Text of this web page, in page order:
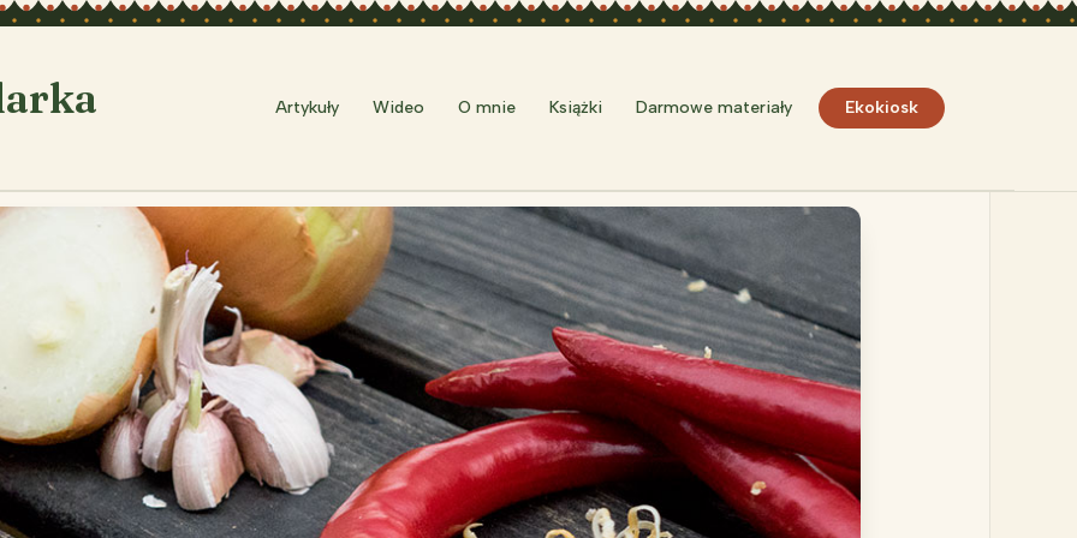
Artykuły Wideo O mnie Książki Darmowe materiały Ekokiosk